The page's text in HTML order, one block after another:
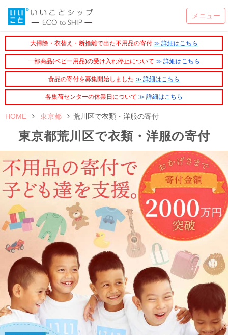
大掃除・衣替え・断捨離で出た不用品の寄付 ≫ 詳細はこちら
一部商品(ベビー用品)の受け入れ停止について ≫ 詳細はこちら
食品の寄付を募集開始しました ≫ 詳細はこちら
各集荷センターの休業日について ≫ 詳細はこちら
HOME 東京都 荒川区で衣類・洋服の寄付
東京都荒川区で衣類・洋服の寄付